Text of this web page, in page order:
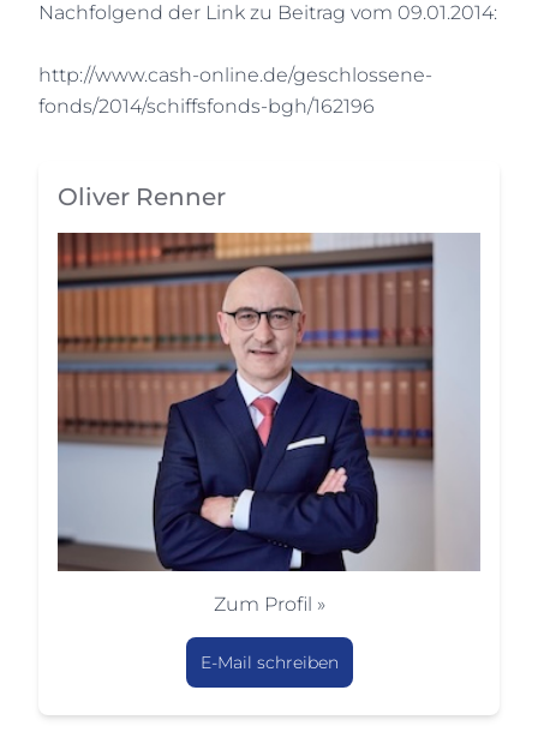
Nachfolgend der Link zu Beitrag vom 09.01.2014:
http://www.cash-online.de/geschlossene-
fonds/2014/schiffsfonds-bgh/162196
Oliver Renner
Zum Profil »
E-Mail schreiben